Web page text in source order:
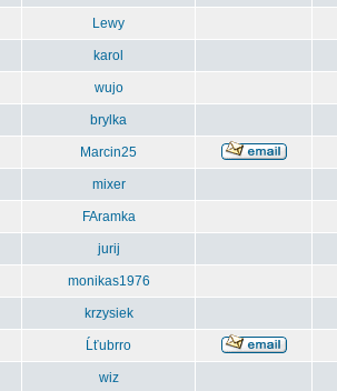
Lewy
karol
wujo
brylka
Marcin25
mixer
FAramka
jurij
monikas1976
krzysiek
Ĺťubrro
wiz